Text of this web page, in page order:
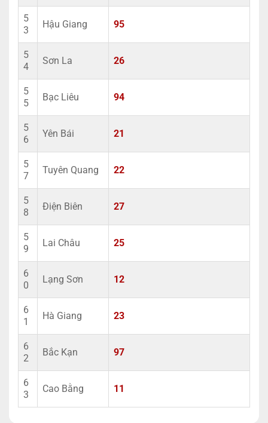
5
3
Hậu Giang 95
5
4
Sơn La 26
5
5
Bạc Liêu 94
5
6
Yên Bái 21
5
7
Tuyên Quang 22
5
8
Điện Biên 27
5
9
Lai Châu 25
6
0
Lạng Sơn 12
6
1
Hà Giang 23
6
2
Bắc Kạn 97
6
3
Cao Bằng 11